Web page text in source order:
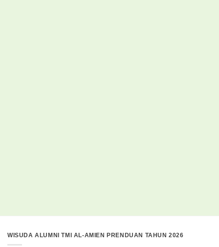
WISUDA ALUMNI TMI AL-AMIEN PRENDUAN TAHUN 2026